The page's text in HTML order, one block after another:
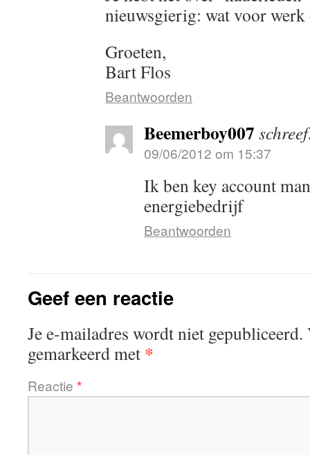
nieuwsgierig: wat voor werk
Groeten,
Bart Flos
Beantwoorden
Beemerboy007
09/06/2012 om 15:37
Ik ben key account
energiebedrijf
Beantwoorden
Geef een reactie
Je e-mailadres wordt niet gepubliceerd.
gemarkeerd met *
Reactie *